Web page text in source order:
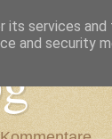
services
and security